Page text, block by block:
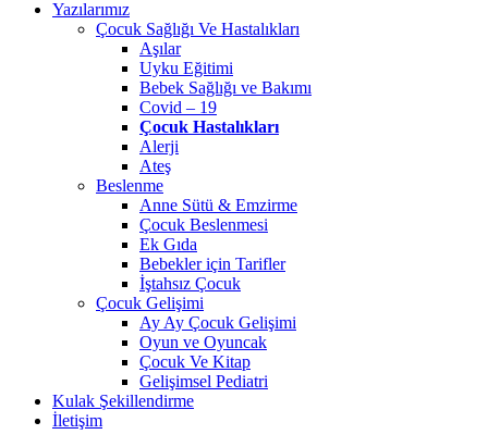
Yazılarımız
Çocuk Sağlığı Ve Hastalıkları
Aşılar
Uyku Eğitimi
Bebek Sağlığı ve Bakımı
Covid – 19
Çocuk Hastalıkları
Alerji
Ateş
Beslenme
Anne Sütü & Emzirme
Çocuk Beslenmesi
Ek Gıda
Bebekler için Tarifler
İştahsız Çocuk
Çocuk Gelişimi
Ay Ay Çocuk Gelişimi
Oyun ve Oyuncak
Çocuk Ve Kitap
Gelişimsel Pediatri
Kulak Şekillendirme
İletişim